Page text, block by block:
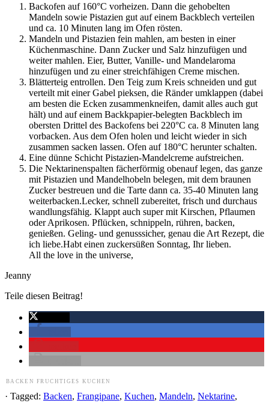
Backofen auf 160°C vorheizen. Dann die gehobelten
Mandeln sowie Pistazien gut auf einem Backblech verteilen
und ca. 10 Minuten lang im Ofen rösten.
Mandeln und Pistazien fein mahlen, am besten in einer
Küchenmaschine. Dann Zucker und Salz hinzufügen und
weiter mahlen. Eier, Butter, Vanille- und Mandelaroma
hinzufügen und zu einer streichfähigen Creme mischen.
Blätterteig entrollen. Den Teig zum Kreis schneiden und gut
verteilt mit einer Gabel pieksen, die Ränder umklappen (dabei
am besten die Ecken zusammenkneifen, damit alles auch gut
hält) und auf einem Backkpapier-belegten Backblech im
obersten Drittel des Backofens bei 220°C ca. 8 Minuten lang
vorbacken. Aus dem Ofen holen und leicht wieder in sich
zusammen sacken lassen. Ofen auf 180°C herunter schalten.
Eine dünne Schicht Pistazien-Mandelcreme aufstreichen.
Die Nektarinenspalten fächerförmig obenauf legen, das ganze
mit Pistazien und Mandelhobeln belegen, mit dem braunen
Zucker bestreuen und die Tarte dann ca. 35-40 Minuten lang
weiterbacken.Lecker, schnell zubereitet, frisch und durchaus
wandlungsfähig. Klappt auch super mit Kirschen, Pflaumen
oder Aprikosen. Pflücken, schnippeln, rühren, backen,
genießen. Geling- und genusssicher, genau die Art Rezept, die
ich liebe.Habt einen zuckersüßen Sonntag, Ihr lieben.
All the love in the universe,
Jeanny
Teile diesen Beitrag!
BACKEN FRUCHTIGES KUCHEN
· Tagged: Backen, Frangipane, Kuchen, Mandeln, Nektarine,